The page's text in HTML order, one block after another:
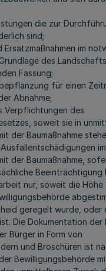
die zur
sind;
Ersatzmaßnahmen im
des
Fassung;
für einen
Abnahme;
Verpflichtungen des
soweit sie in
der Baumaßnahme
im
der Baumaßnahme,
Beeinträchtigung
nur, soweit die Höhe
geregelt wurde, oder
Die Dokumentation der
Bürger in Form von
und Broschüren ist
Bewilligungsbehörde